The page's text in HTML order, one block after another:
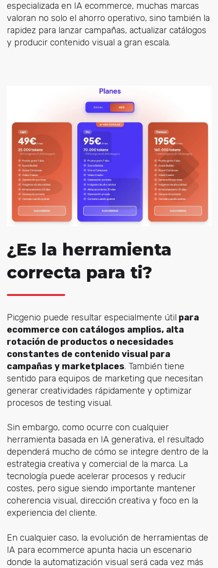
especializada en IA ecommerce, muchas marcas
valoran no solo el ahorro operativo, sino también la
rapidez para lanzar campañas, actualizar catálogos
y producir contenido visual a gran escala.
¿Es la herramienta
correcta para ti?
Picgenio puede resultar especialmente útil para
ecommerce con catálogos amplios, alta
rotación de productos o necesidades
constantes de contenido visual para
campañas y marketplaces. También tiene
sentido para equipos de marketing que necesitan
generar creatividades rápidamente y optimizar
procesos de testing visual.
Sin embargo, como ocurre con cualquier
herramienta basada en IA generativa, el resultado
dependerá mucho de cómo se integre dentro de la
estrategia creativa y comercial de la marca. La
tecnología puede acelerar procesos y reducir
costes, pero sigue siendo importante mantener
coherencia visual, dirección creativa y foco en la
experiencia del cliente.
En cualquier caso, la evolución de herramientas de
IA para ecommerce apunta hacia un escenario
donde la automatización visual será cada vez más